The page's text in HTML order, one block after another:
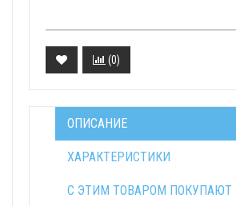
(0)
ОПИСАНИЕ
ХАРАКТЕРИСТИКИ
С ЭТИМ ТОВАРОМ ПОКУПАЮТ